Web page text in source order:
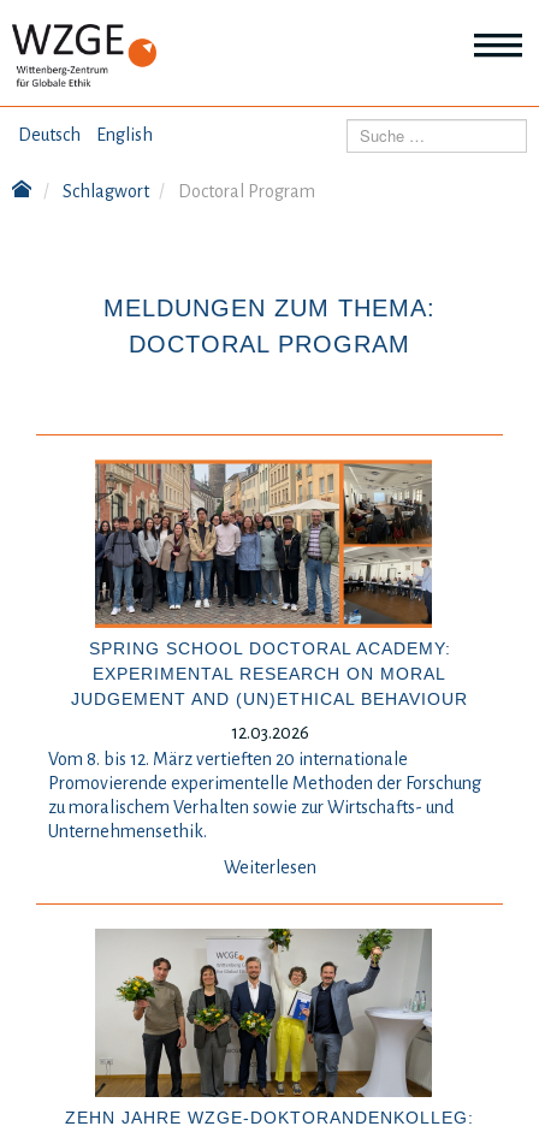
Deutsch English THEMEN
Suchen
Schlagwort Doctoral Program
MELDUNGEN ZUM THEMA:
DOCTORAL PROGRAM
SPRING SCHOOL DOCTORAL ACADEMY:
EXPERIMENTAL RESEARCH ON MORAL
JUDGEMENT AND (UN)ETHICAL BEHAVIOUR
12.03.2026
Vom 8. bis 12. März vertieften 20 internationale
Promovierende experimentelle Methoden der Forschung
zu moralischem Verhalten sowie zur Wirtschafts- und
Unternehmensethik.
Weiterlesen
ZEHN JAHRE WZGE-DOKTORANDENKOLLEG: